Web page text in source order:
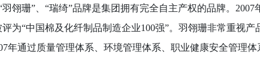
翎珊”、“瑞绮”品牌是集团拥有完全自主产权的品牌。
评为“中国棉及化纤制品制造企业100强”。羽翎珊非常重视
年通过质量管理体系、环境管理体系、职业健康安全管理